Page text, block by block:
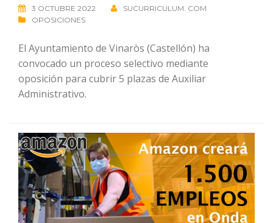
3 OCTUBRE 2022
SUCURRICULUM. COM
OPOSICIONES
El Ayuntamiento de Vinaròs (Castellón) ha
convocado un proceso selectivo mediante
oposición para cubrir 5 plazas de Auxiliar
Administrativo.